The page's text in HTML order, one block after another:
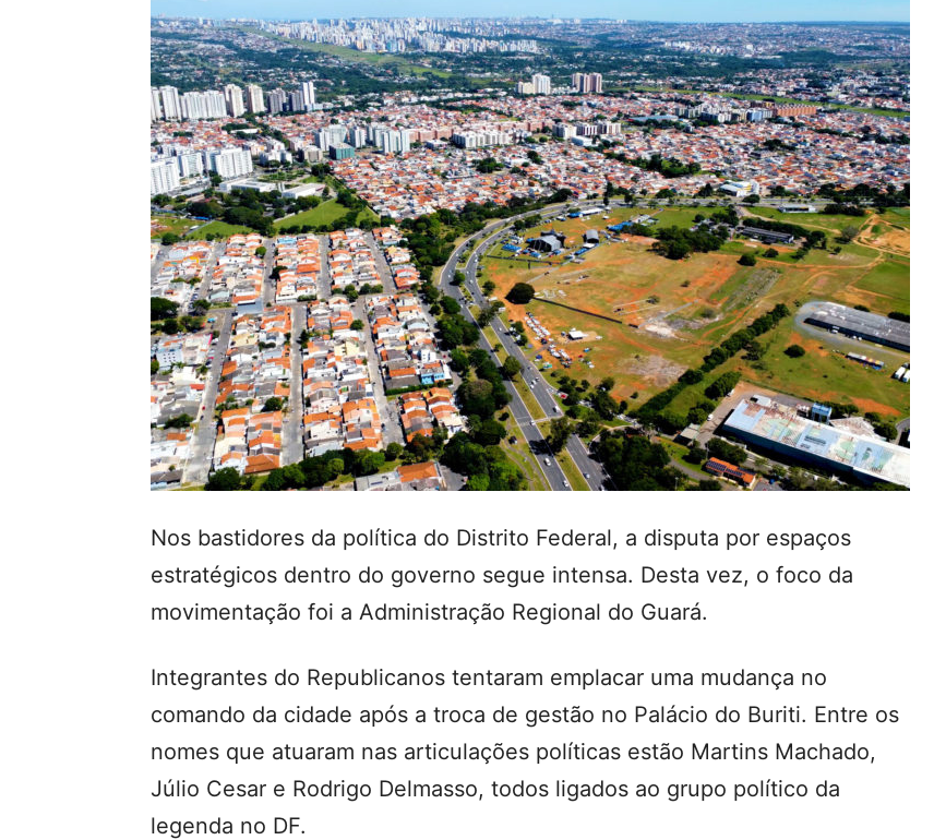
Nos bastidores da política do Distrito Federal, a disputa por espaços
estratégicos dentro do governo segue intensa. Desta vez, o foco da
movimentação foi a Administração Regional do Guará.
Integrantes do Republicanos tentaram emplacar uma mudança no
comando da cidade após a troca de gestão no Palácio do Buriti. Entre os
nomes que atuaram nas articulações políticas estão Martins Machado,
Júlio Cesar e Rodrigo Delmasso, todos ligados ao grupo político da
legenda no DF.